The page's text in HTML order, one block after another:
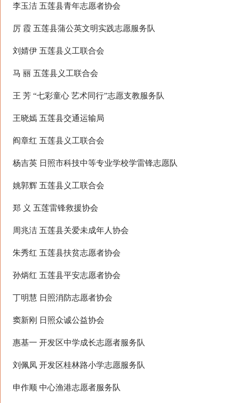
李玉洁 五莲县青年志愿者协会
厉 霞 五莲县蒲公英文明实践志愿服务队
刘婧伊 五莲县义工联合会
马 丽 五莲县义工联合会
王 芳 “七彩童心 艺术同行”志愿支教服务队
王晓嫣 五莲县交通运输局
阎章红 五莲县义工联合会
杨吉英 日照市科技中等专业学校学雷锋志愿队
姚郭辉 五莲县义工联合会
郑 义 五莲雷锋救援协会
周兆洁 五莲县关爱未成年人协会
朱秀红 五莲县扶贫志愿者协会
孙炳红 五莲县平安志愿者协会
丁明慧 日照消防志愿者协会
窦新刚 日照众诚公益协会
惠基一 开发区中学成长志愿者服务队
刘佩凤 开发区桂林路小学志愿服务队
申作顺 中心渔港志愿者服务队